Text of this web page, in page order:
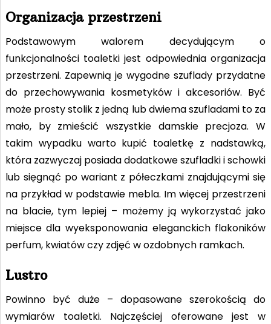
Organizacja przestrzeni
Podstawowym walorem decydującym o
funkcjonalności toaletki jest odpowiednia organizacja
przestrzeni. Zapewnią je wygodne szuflady przydatne
do przechowywania kosmetyków i akcesoriów. Być
może prosty stolik z jedną lub dwiema szufladami to za
mało, by zmieścić wszystkie damskie precjoza. W
takim wypadku warto kupić toaletkę z nadstawką,
która zazwyczaj posiada dodatkowe szufladki i schowki
lub sięgnąć po wariant z półeczkami znajdującymi się
na przykład w podstawie mebla. Im więcej przestrzeni
na blacie, tym lepiej – możemy ją wykorzystać jako
miejsce dla wyeksponowania eleganckich flakoników
perfum, kwiatów czy zdjęć w ozdobnych ramkach.
Lustro
Powinno być duże – dopasowane szerokością do
wymiarów toaletki. Najczęściej oferowane jest w